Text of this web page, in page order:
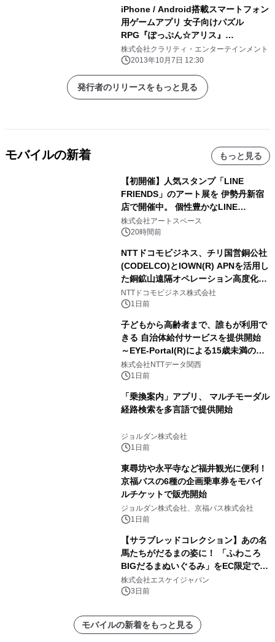
iPhone / Android搭載スマートフォン
用ゲームアプリ 女子向けパズル
RPG『ぽっぷん☆アリス』
Mobage(モバゲー)にて提供開始！
株式会社クラリティ・エンターテインメント
2013年10月7日 12:30
発行者のリリースをもっと見る
モバイルの新着 もっと見る
【初開催】人気スタンプ「LINE
FRIENDS」のアート展を 伊勢丹新宿
店で開催中。 個性豊かなLINE
FRIENDSの仲間たちが インテリアア
ートとして新たな魅力を発信。
株式会社アートスペース
20時間前
NTTドコモビジネス、チリ国営銅公社
(CODELCO)とIOWN(R) APNを活用し
た銅鉱山遠隔オペレーション高度化に
向けた調査・実証を開始
NTTドコモビジネス株式会社
1日前
子どもから高齢者まで、誰もが利用で
きる 自治体給付サービスを提供開始
～EYE-Portal(R)による15歳未満の本
人認証と デジタルデバイド対策で実現
～
株式会社NTTデータ関西
1日前
「乗換案内」アプリ、 マルチモーダル
経路検索を多言語で提供開始
ジョルダン株式会社
1日前
東尋坊や永平寺など福井観光に便利！
京福バスの6種の企画乗車券をモバイ
ルチケットで販売開始
ジョルダン株式会社、京福バス株式会社
1日前
【サラブレッドコレクション】あの名
馬たちがだるまの姿に！ 「ふわころ
BIGだるまぬいぐるみ」をEC限定で受
注販売開始
株式会社エスケイジャパン
3日前
モバイルの新着をもっと見る